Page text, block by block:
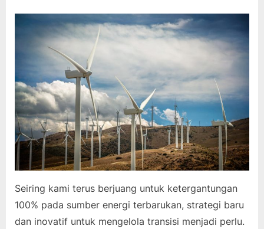
Seiring kami terus berjuang untuk ketergantungan
100% pada sumber energi terbarukan, strategi baru
dan inovatif untuk mengelola transisi menjadi perlu.